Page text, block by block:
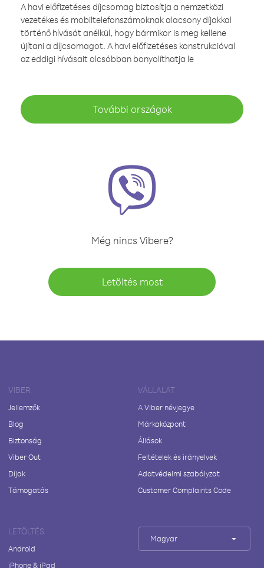
A havi előfizetéses díjcsomag biztosítja a nemzetközi
vezetékes és mobiltelefonszámoknak alacsony díjakkal
történő hívását anélkül, hogy bármikor is meg kellene
újítani a díjcsomagot. A havi előfizetéses konstrukcióval
az eddigi hívásait olcsóbban bonyolíthatja le
További országok
Még nincs Vibere?
Letöltés most
VIBER
Jellemzők
Blog
Biztonság
Viber Out
Díjak
Támogatás
VÁLLALAT
A Viber névjegye
Márkaközpont
Állások
Feltételek és irányelvek
Adatvédelmi szabályzat
Customer Complaints Code
LETÖLTÉS
Android
iPhone & iPad
Magyar